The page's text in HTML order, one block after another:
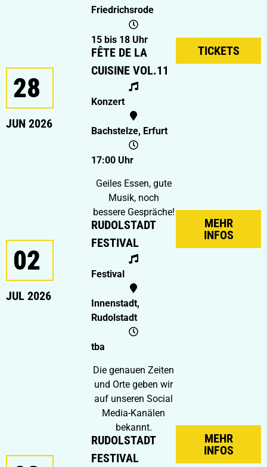
Friedrichsrode
15 bis 18 Uhr
28
JUN 2026
FÊTE DE LA
CUISINE VOL.11
Konzert
Bachstelze, Erfurt
17:00 Uhr
Geiles Essen, gute
Musik, noch
bessere Gespräche!
TICKETS
02
JUL 2026
RUDOLSTADT
FESTIVAL
Festival
Innenstadt,
Rudolstadt
tba
Die genauen Zeiten
und Orte geben wir
auf unseren Social
Media-Kanälen
bekannt.
MEHR
INFOS
RUDOLSTADT
FESTIVAL
MEHR
INFOS